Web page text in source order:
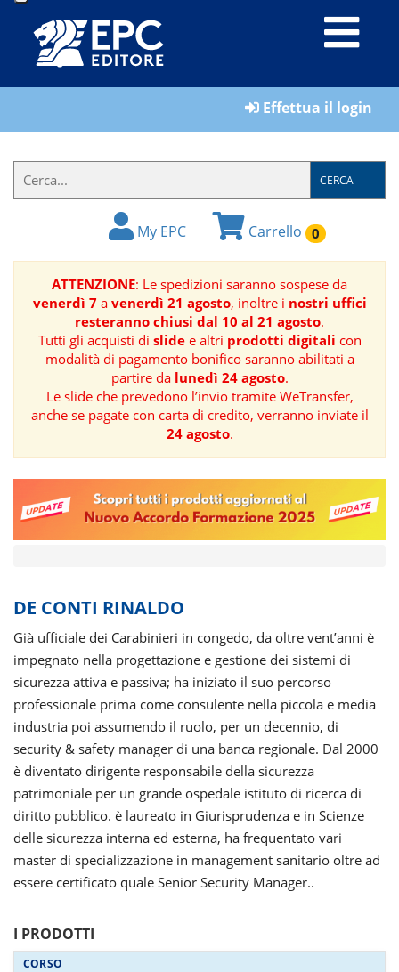
LIBRI
IL
FORMATORE
BOOK
RIVISTE
MANUALISTICA
SOFTWARE
AREE
TEMATICHE
Effettua il login
CERCA
My EPC Carrello 0
ATTENZIONE: Le spedizioni saranno sospese da
venerdì 7a venerdì 21 agosto, inoltre i nostri uffici
resteranno chiusi dal 10 al 21 agosto.
Tutti gli acquisti di slidee altri prodotti digitali con
modalità di pagamento bonifico saranno abilitati a
partire da lunedì 24 agosto.
Le slide che prevedono l’invio tramite WeTransfer,
anche se pagate con carta di credito, verranno inviate il
24 agosto.
DE CONTI RINALDO
Già ufficiale dei Carabinieri in congedo, da oltre vent’anni è
impegnato nella progettazione e gestione dei sistemi di
sicurezza attiva e passiva; ha iniziato il suo percorso
professionale prima come consulente nella piccola e media
industria poi assumendo il ruolo, per un decennio, di
security & safety manager di una banca regionale. Dal 2000
è diventato dirigente responsabile della sicurezza
patrimoniale per un grande ospedale istituto di ricerca di
diritto pubblico. è laureato in Giurisprudenza e in Scienze
delle sicurezza interna ed esterna, ha frequentato vari
master di specializzazione in management sanitario oltre ad
essere certificato quale Senior Security Manager..
I PRODOTTI
CORSO